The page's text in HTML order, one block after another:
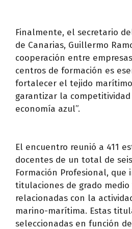
Finalmente, el secretario
de Canarias, Guillermo
cooperación entre
centros de formación es
fortalecer el tejido
garantizar la
economía azul”.
El encuentro reunió a 411
docentes de un total de
Formación Profesional, que
titulaciones de grado medio
relacionadas con la
marino-marítima. Estas
seleccionadas en función